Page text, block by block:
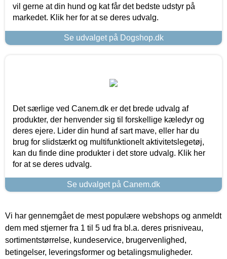
vil gerne at din hund og kat får det bedste udstyr på
markedet. Klik her for at se deres udvalg.
Se udvalget på Dogshop.dk
Det særlige ved Canem.dk er det brede udvalg af
produkter, der henvender sig til forskellige kæledyr og
deres ejere. Lider din hund af sart mave, eller har du
brug for slidstærkt og multifunktionelt aktivitetslegetøj,
kan du finde dine produkter i det store udvalg. Klik her
for at se deres udvalg.
Se udvalget på Canem.dk
Vi har gennemgået de mest populære webshops og anmeldt
dem med stjerner fra 1 til 5 ud fra bl.a. deres prisniveau,
sortimentstørrelse, kundeservice, brugervenlighed,
betingelser, leveringsformer og betalingsmuligheder.